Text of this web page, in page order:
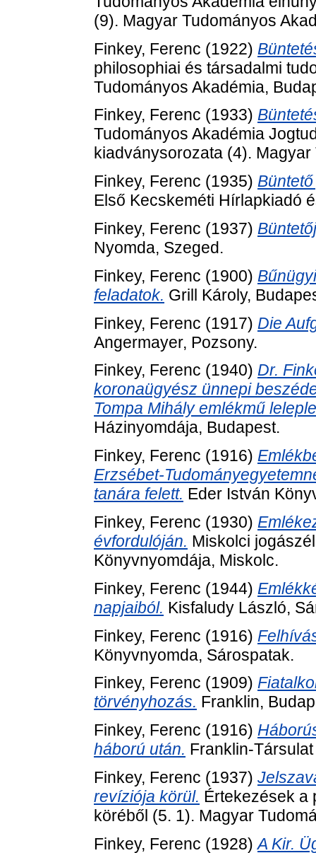
(9). Magyar Tudományos
Finkey, Ferenc (1922)
philosophiai és társadalmi
Tudományos Akadémia,
Finkey, Ferenc (1933)
Tudományos Akadémia
kiadványsorozata (4).
Finkey, Ferenc (1935)
Első Kecskeméti Hírlapkiadó
Finkey, Ferenc (1937)
Nyomda, Szeged.
Finkey, Ferenc (1900)
feladatok. Grill Károly,
Finkey, Ferenc (1917) Die
Angermayer, Pozsony.
Finkey, Ferenc (1940) Dr.
koronaügyész ünnepi
Tompa Mihály emlékmű
Házinyomdája, Budapest.
Finkey, Ferenc (1916)
Erzsébet-
tanára felett. Eder István
Finkey, Ferenc (1930)
évfordulóján. Miskolci
Könyvnyomdája, Miskolc.
Finkey, Ferenc (1944)
napjaiból. Kisfaludy László,
Finkey, Ferenc (1916)
Könyvnyomda, Sárospatak.
Finkey, Ferenc (1909)
törvényhozás. Franklin,
Finkey, Ferenc (1916)
háború után. Franklin-
Finkey, Ferenc (1937)
revíziója körül. Értekezések a
köréből (5. 1). Magyar
Finkey, Ferenc (1928)A Kir.